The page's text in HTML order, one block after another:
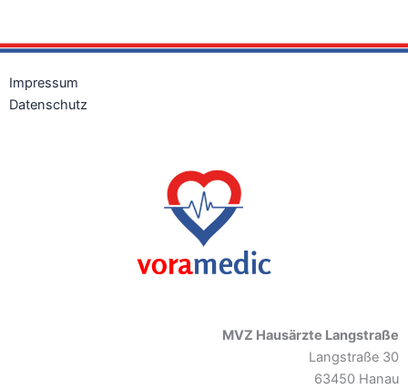
Impressum
Datenschutz
MVZ Hausärzte Langstraße
Langstraße 30
63450 Hanau